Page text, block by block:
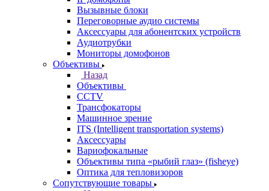
Вызывные блоки
Переговорные аудио системы
Аксессуары для абонентских устройств
Аудиотрубки
Мониторы домофонов
Объективы
Назад
Объективы
CCTV
Трансфокаторы
Машинное зрение
ITS (Intelligent transportation systems)
Аксессуары
Вариофокальные
Объективы типа «рыбий глаз» (fisheye)
Оптика для тепловизоров
Сопутствующие товары